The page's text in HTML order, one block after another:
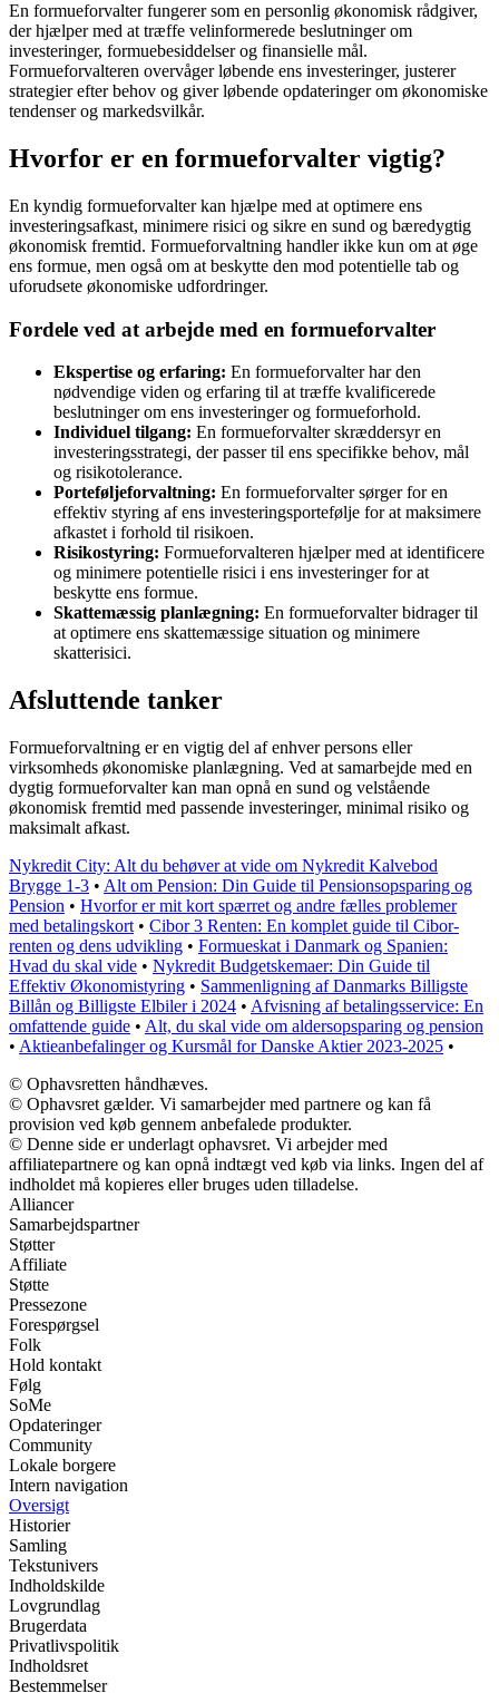
En formueforvalter fungerer som en personlig økonomisk rådgiver,
der hjælper med at træffe velinformerede beslutninger om
investeringer, formuebesiddelser og finansielle mål.
Formueforvalteren overvåger løbende ens investeringer, justerer
strategier efter behov og giver løbende opdateringer om økonomiske
tendenser og markedsvilkår.
Hvorfor er en formueforvalter vigtig?
En kyndig formueforvalter kan hjælpe med at optimere ens
investeringsafkast, minimere risici og sikre en sund og bæredygtig
økonomisk fremtid. Formueforvaltning handler ikke kun om at øge
ens formue, men også om at beskytte den mod potentielle tab og
uforudsete økonomiske udfordringer.
Fordele ved at arbejde med en formueforvalter
Ekspertise og erfaring: En formueforvalter har den
nødvendige viden og erfaring til at træffe kvalificerede
beslutninger om ens investeringer og formueforhold.
Individuel tilgang: En formueforvalter skræddersyr en
investeringsstrategi, der passer til ens specifikke behov, mål
og risikotolerance.
Porteføljeforvaltning: En formueforvalter sørger for en
effektiv styring af ens investeringsportefølje for at maksimere
afkastet i forhold til risikoen.
Risikostyring: Formueforvalteren hjælper med at identificere
og minimere potentielle risici i ens investeringer for at
beskytte ens formue.
Skattemæssig planlægning: En formueforvalter bidrager til
at optimere ens skattemæssige situation og minimere
skatterisici.
Afsluttende tanker
Formueforvaltning er en vigtig del af enhver persons eller
virksomheds økonomiske planlægning. Ved at samarbejde med en
dygtig formueforvalter kan man opnå en sund og velstående
økonomisk fremtid med passende investeringer, minimal risiko og
maksimalt afkast.
Nykredit City: Alt du behøver at vide om Nykredit Kalvebod
Brygge 1-3 • Alt om Pension: Din Guide til Pensionsopsparing og
Pension • Hvorfor er mit kort spærret og andre fælles problemer
med betalingskort • Cibor 3 Renten: En komplet guide til Cibor-
renten og dens udvikling • Formueskat i Danmark og Spanien:
Hvad du skal vide • Nykredit Budgetskemaer: Din Guide til
Effektiv Økonomistyring • Sammenligning af Danmarks Billigste
Billån og Billigste Elbiler i 2024 • Afvisning af betalingsservice: En
omfattende guide • Alt, du skal vide om aldersopsparing og pension
• Aktieanbefalinger og Kursmål for Danske Aktier 2023-2025 •
© Ophavsretten håndhæves.
© Ophavsret gælder. Vi samarbejder med partnere og kan få
provision ved køb gennem anbefalede produkter.
© Denne side er underlagt ophavsret. Vi arbejder med
affiliatepartnere og kan opnå indtægt ved køb via links. Ingen del af
indholdet må kopieres eller bruges uden tilladelse.
Alliancer
Samarbejdspartner
Støtter
Affiliate
Støtte
Pressezone
Forespørgsel
Folk
Hold kontakt
Følg
SoMe
Opdateringer
Community
Lokale borgere
Intern navigation
Oversigt
Historier
Samling
Tekstunivers
Indholdskilde
Lovgrundlag
Brugerdata
Privatlivspolitik
Indholdsret
Bestemmelser